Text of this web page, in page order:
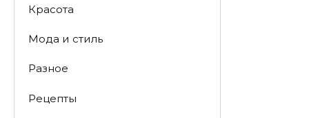
Красота
Мода и стиль
Разное
Рецепты